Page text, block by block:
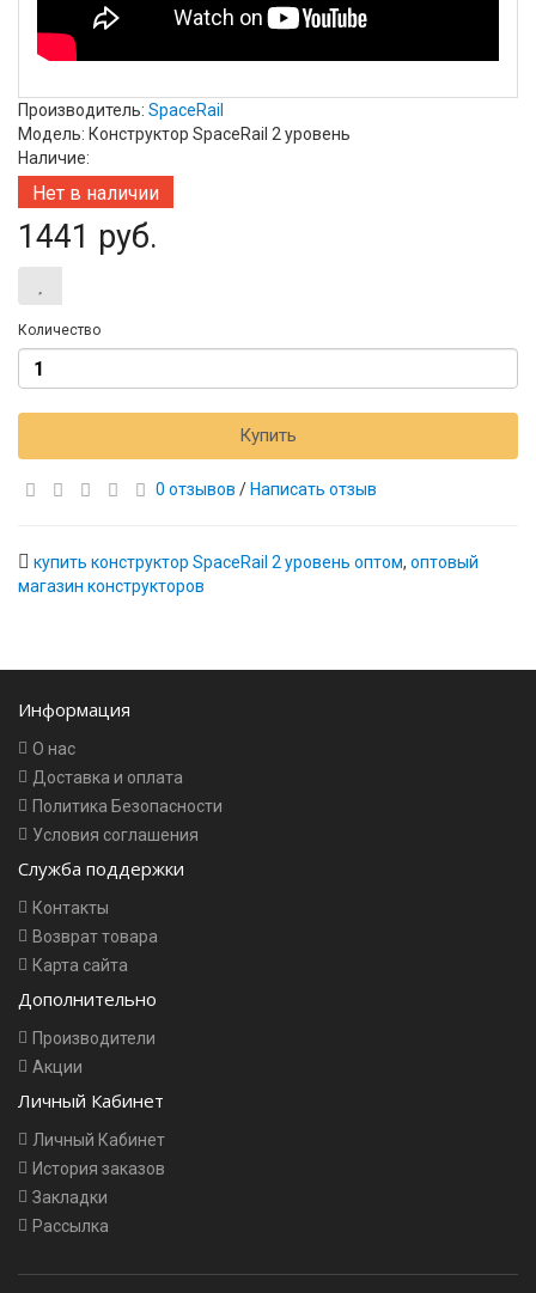
Производитель: SpaceRail
Модель: Конструктор SpaceRail 2 уровень
Наличие:
Нет в наличии
1441 руб.
Количество
Купить
0 отзывов / Написать отзыв
купить конструктор SpaceRail 2 уровень оптом, оптовый
магазин конструкторов
Информация
О нас
Доставка и оплата
Политика Безопасности
Условия соглашения
Служба поддержки
Контакты
Возврат товара
Карта сайта
Дополнительно
Производители
Акции
Личный Кабинет
Личный Кабинет
История заказов
Закладки
Рассылка